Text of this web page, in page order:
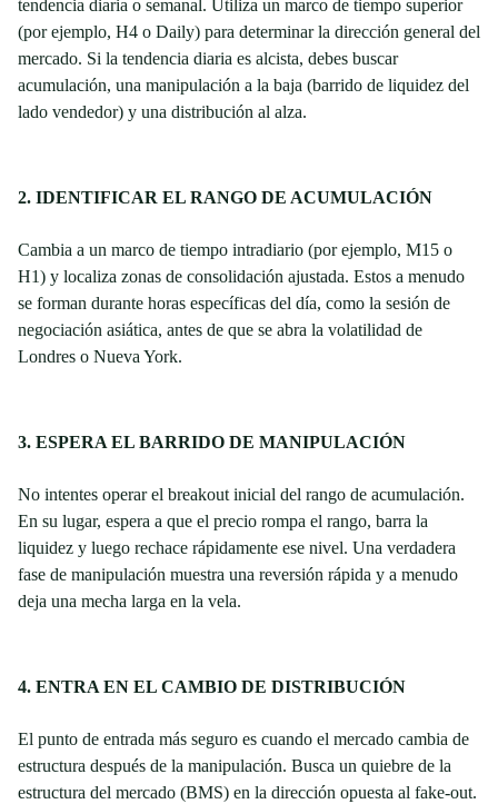
tendencia diaria o semanal. Utiliza un marco de tiempo superior
(por ejemplo, H4 o Daily) para determinar la dirección general del
mercado. Si la tendencia diaria es alcista, debes buscar
acumulación, una manipulación a la baja (barrido de liquidez del
lado vendedor) y una distribución al alza.
2. IDENTIFICAR EL RANGO DE ACUMULACIÓN
Cambia a un marco de tiempo intradiario (por ejemplo, M15 o
H1) y localiza zonas de consolidación ajustada. Estos a menudo
se forman durante horas específicas del día, como la sesión de
negociación asiática, antes de que se abra la volatilidad de
Londres o Nueva York.
3. ESPERA EL BARRIDO DE MANIPULACIÓN
No intentes operar el breakout inicial del rango de acumulación.
En su lugar, espera a que el precio rompa el rango, barra la
liquidez y luego rechace rápidamente ese nivel. Una verdadera
fase de manipulación muestra una reversión rápida y a menudo
deja una mecha larga en la vela.
4. ENTRA EN EL CAMBIO DE DISTRIBUCIÓN
El punto de entrada más seguro es cuando el mercado cambia de
estructura después de la manipulación. Busca un quiebre de la
estructura del mercado (BMS) en la dirección opuesta al fake-out.